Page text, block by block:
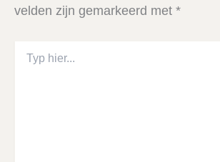
velden zijn gemarkeerd met *
hier...